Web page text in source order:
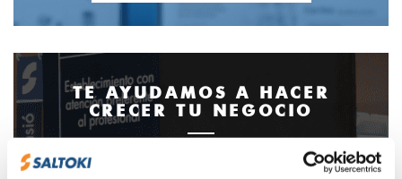
TE AYUDAMOS A HACER
CRECER TU NEGOCIO
Ponemos a disposición de nuestros clientes